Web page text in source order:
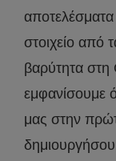
αποτελέσματα
στοιχείο από
βαρύτητα στη
εμφανίσουμε
μας στην